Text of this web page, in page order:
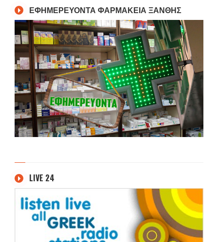
ΕΦΗΜΕΡΕΥΟΝΤΑ ΦΑΡΜΑΚΕΙΑ ΞΑΝΘΗΣ
LIVE 24